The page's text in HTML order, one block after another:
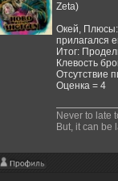
Zeta)
Окей, Плюсы:
прилагался
Итог:
Клевость
Отсутствие
Оценка = 4
Never to late
But, it can be